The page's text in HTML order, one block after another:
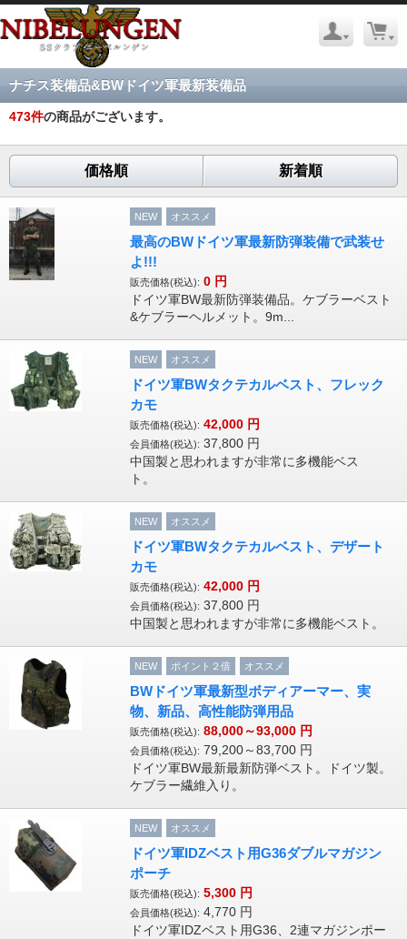
ナチス装備品&BWドイツ軍最新装備品
473件の商品がございます。
価格順 新着順
NEW オススメ
最高のBWドイツ軍最新防弾装備で武装せ
よ!!!
販売価格(税込): 0 円
ドイツ軍BW最新防弾装備品。ケブラーベスト
&ケブラーヘルメット。9m...
NEW オススメ
ドイツ軍BWタクテカルベスト、フレック
カモ
販売価格(税込): 42,000 円
会員価格(税込): 37,800 円
中国製と思われますが非常に多機能ベス
ト。
NEW オススメ
ドイツ軍BWタクテカルベスト、デザート
カモ
販売価格(税込): 42,000 円
会員価格(税込): 37,800 円
中国製と思われますが非常に多機能ベスト。
NEW ポイント２倍 オススメ
BWドイツ軍最新型ボディアーマー、実
物、新品、高性能防弾用品
販売価格(税込): 88,000～93,000 円
会員価格(税込): 79,200～83,700 円
ドイツ軍BW最新最新防弾ベスト。ドイツ製。
ケブラー繊維入り。
NEW オススメ
ドイツ軍IDZベスト用G36ダブルマガジン
ポーチ
販売価格(税込): 5,300 円
会員価格(税込): 4,770 円
ドイツ軍IDZベスト用G36、2連マガジンポー